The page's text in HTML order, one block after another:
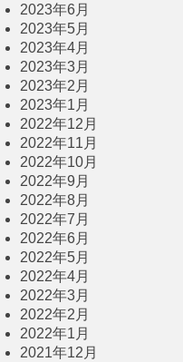
2023年6月
2023年5月
2023年4月
2023年3月
2023年2月
2023年1月
2022年12月
2022年11月
2022年10月
2022年9月
2022年8月
2022年7月
2022年6月
2022年5月
2022年4月
2022年3月
2022年2月
2022年1月
2021年12月